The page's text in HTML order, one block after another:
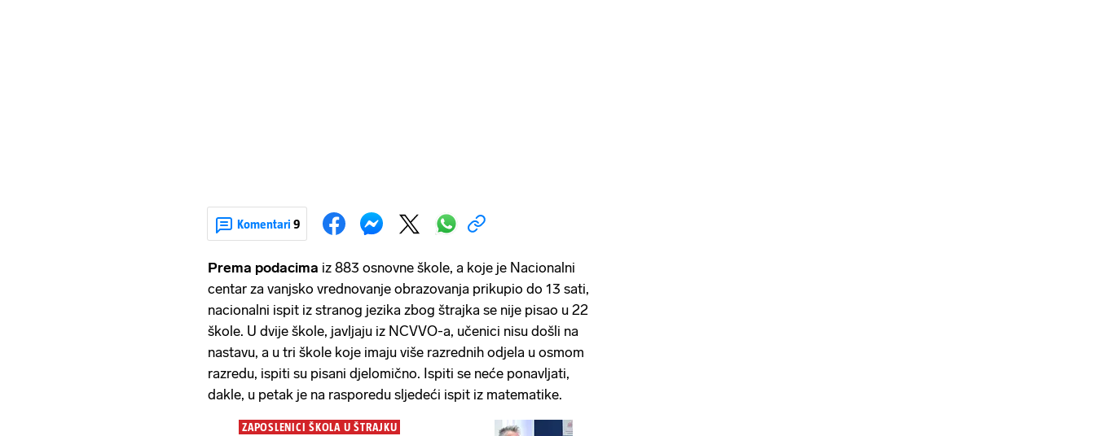
Komentari 9
Prema podacima iz 883 osnovne škole, a koje je Nacionalni
centar za vanjsko vrednovanje obrazovanja prikupio do 13 sati,
nacionalni ispit iz stranog jezika zbog štrajka se nije pisao u 22
škole. U dvije škole, javljaju iz NCVVO-a, učenici nisu došli na
nastavu, a u tri škole koje imaju više razrednih odjela u osmom
razredu, ispiti su pisani djelomično. Ispiti se neće ponavljati,
dakle, u petak je na rasporedu sljedeći ispit iz matematike.
ZAPOSLENICI ŠKOLA U ŠTRAJKU